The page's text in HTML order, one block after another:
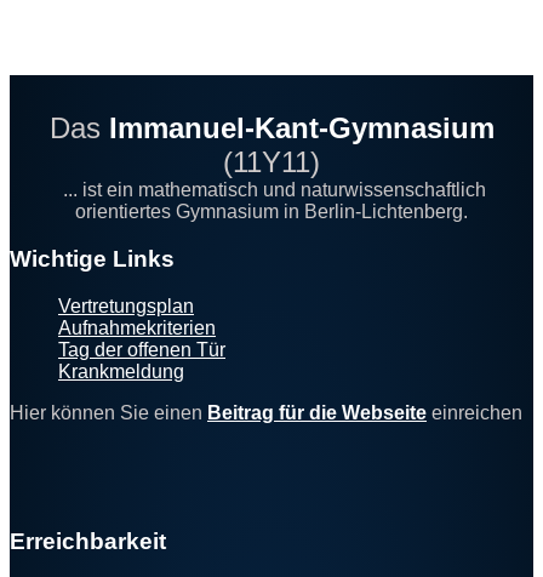
Das Immanuel-Kant-Gymnasium
(11Y11)
... ist ein mathematisch und naturwissenschaftlich
orientiertes Gymnasium in Berlin-Lichtenberg.
Footer
Wichtige Links
Vertretungsplan
Aufnahmekriterien
Tag der offenen Tür
Krankmeldung
Hier können Sie einen Beitrag für die Webseite einreichen
Erreichbarkeit